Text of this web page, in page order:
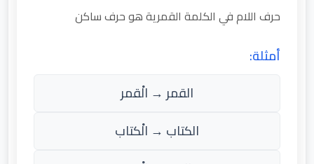
حرف اللام في الكلمة القمرية هو حرف ساكن
أمثلة:
القمر → الْقمر
الكتاب → الْكتاب